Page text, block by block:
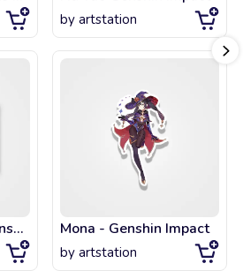
Kamisato Ayaka Genshin Impact
by artstation
Mona - Genshin Impact
by artstation